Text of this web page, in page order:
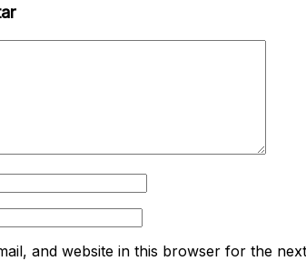
and website in this browser for the